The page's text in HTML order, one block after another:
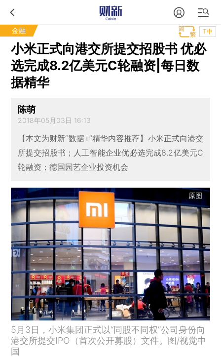
金融 T中
小米正式向港交所提交招股书 优必
选完成8.2亿美元C轮融资|每日数
据精华
陈萌
2018年05月03日 16:13
【本文为财新“数据+”精华内容推荐】小米正式向港交
所提交招股书；人工智能企业优必选完成8.2亿美元C
轮融资；德国园艺企业投资机会
原图
5月3日，小米集团正式以“同股不同权”公司身份向
港交所提交IPO（首次公开募股）文件。图/视觉中
国